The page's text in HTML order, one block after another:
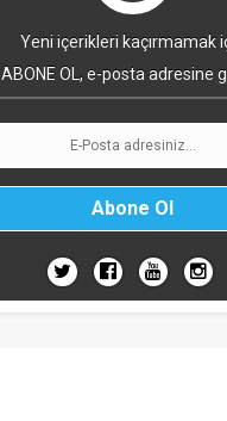
Yeni içerikleri kaçırmamak
ABONE OL, e-posta adresine